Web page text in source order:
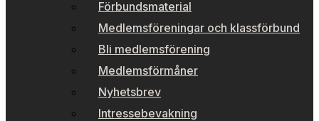
Förbundsmaterial
Medlemsföreningar och klassförbund
Bli medlemsförening
Medlemsförmåner
Nyhetsbrev
Intressebevakning